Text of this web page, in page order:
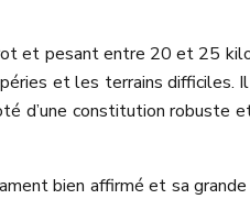
et pesant entre 20 et 25
et les terrains difficiles.
constitution robuste
bien affirmé et sa